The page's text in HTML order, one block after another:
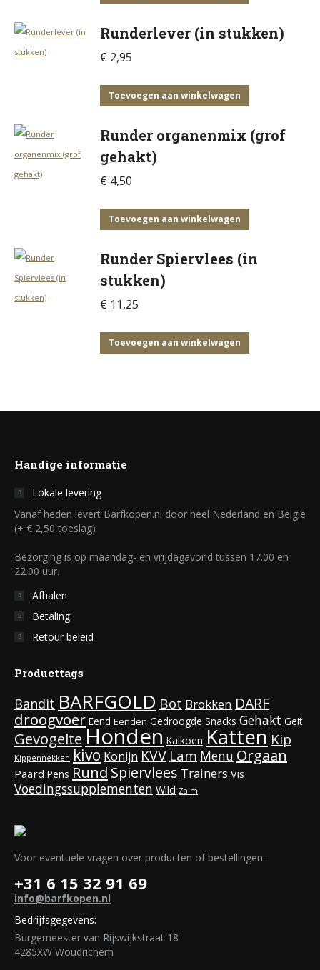
Runderlever (in stukken)
€ 2,95
Toevoegen aan winkelwagen
Runder organenmix (grof
gehakt)
€ 4,50
Toevoegen aan winkelwagen
Runder Spiervlees (in
stukken)
€ 11,25
Toevoegen aan winkelwagen
Handige informatie
Lokale levering
Vanaf heden levert Barfkopen.nl door heel Nederland en Belgie
(+ € 2,50 toeslag)
Bezorging is op maandag- en vrijdagavond tussen 17.00 en
22.00 uur.
Afhalen
Betaling
Retour beleid
Producttags
Bandit BARFGOLD Bot Brokken DARF
droogvoer Eend Eenden Gedroogde Snacks Gehakt Geit
GevogelteHonden Kalkoen Katten Kip
Kippennekken kivo Konijn KVV Lam Menu Orgaan
Paard Pens Rund Spiervlees Trainers Vis
Voedingssupplementen Wild Zalm
Voor eventuele vragen over producten of bestellingen:
+31 6 15 32 91 69
info@barfkopen.nl
Bedrijfsgegevens:
Burgemeester van Rijswijkstraat 18
4285XW Woudrichem